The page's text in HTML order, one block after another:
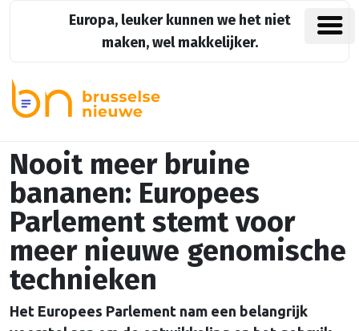
Europa, leuker kunnen we het niet
maken, wel makkelijker.
Nooit meer bruine
bananen: Europees
Parlement stemt voor
meer nieuwe genomische
technieken
Het Europees Parlement nam een belangrijk